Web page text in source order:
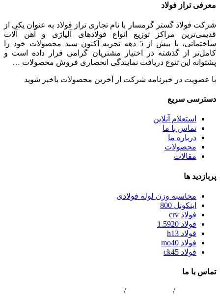
معرفی تراز فولاد
شرکت فولاد گستر گرمسار با نام تجاری تراز فولاد به عنوان یکی از
قدیمی‌ترین مراکز توزیع انواع فولادهای آلیاژی و آهن آلات
ساختمانی، با بیش از 5 دهه تجربه اکنون سبد محصولات خود را
کامل‌تر از گذشته در اختیار مشتریان گرامی قرار داده است و
پشتوانه این تنوع دریافت نمایندگی انحصاری فروش محصولات …
با عضویت در خبرنامه شرکت از آخرین محصولات باخبر شوید
دسترسی سریع
استعلام آنلاین
تماس با ما
درباره ما
محصولات
مقالات
پربازدید ها
محاسبه وزن لوله فولادی
اینکونل 800
فولاد crv
فولاد 1.5920
فولاد h13
فولاد mo40
فولاد ck45
تماس با ما
/
/